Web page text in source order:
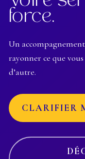
force.
Un
rayonner ce que
d’autre.
CLARIFIER